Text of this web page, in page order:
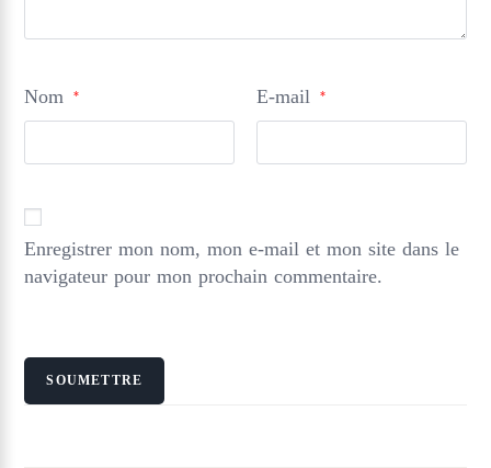
Nom * E-mail *
Enregistrer mon nom, mon e-mail et mon site dans le
navigateur pour mon prochain commentaire.